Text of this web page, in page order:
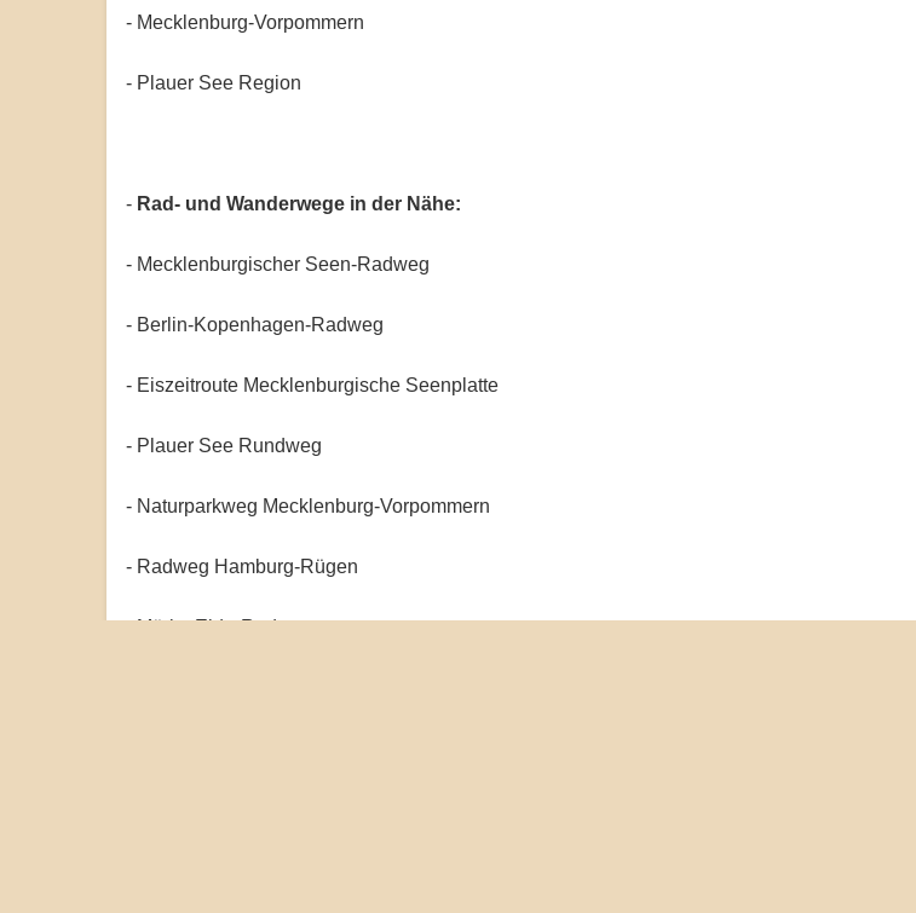
- Mecklenburg-Vorpommern
- Plauer See Region
- Rad- und Wanderwege in der Nähe:
- Mecklenburgischer Seen-Radweg
- Berlin-Kopenhagen-Radweg
- Eiszeitroute Mecklenburgische Seenplatte
- Plauer See Rundweg
- Naturparkweg Mecklenburg-Vorpommern
- Radweg Hamburg-Rügen
- Müritz-Elde-Radweg